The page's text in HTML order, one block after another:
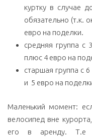
куртку в случае
обязательно (т.к.
евро на поделки.
средняя группа
плюс 4 евро на
старшая группа с
и 5 евро на
Маленький момент:
велосипед вне
его в аренду. Т.е